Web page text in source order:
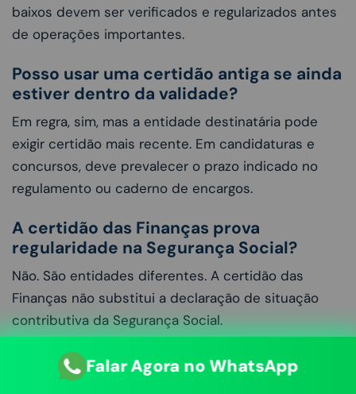
baixos devem ser verificados e regularizados antes
de operações importantes.
Posso usar uma certidão antiga se ainda
estiver dentro da validade?
Em regra, sim, mas a entidade destinatária pode
exigir certidão mais recente. Em candidaturas e
concursos, deve prevalecer o prazo indicado no
regulamento ou caderno de encargos.
A certidão das Finanças prova
regularidade na Segurança Social?
Não. São entidades diferentes. A certidão das
Finanças não substitui a declaração de situação
contributiva da Segurança Social.
Quando devo pedir a certidão?
Falar Agora no WhatsApp